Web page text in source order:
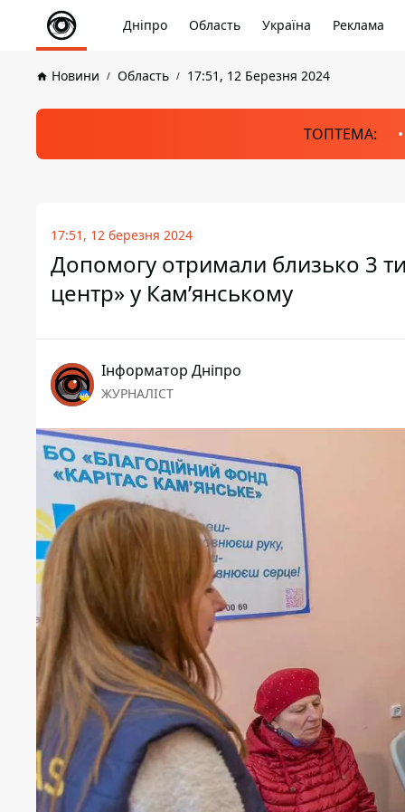
Дніпро Область Україна Реклама
Новини Область 17:51, 12 Березня 2024
ТОПТЕМА:
17:51, 12 березня 2024
Допомогу отримали близько 3
центр» у Кам’янському
Інформатор Дніпро
ЖУРНАЛІСТ